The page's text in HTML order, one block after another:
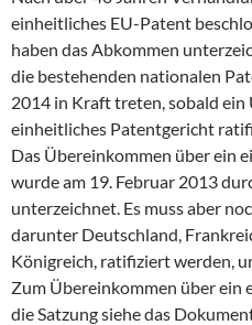
einheitliches EU-Patent
haben das Abkommen
die bestehenden nationalen
2014 in Kraft treten, sobald
einheitliches Patentgericht
Das Übereinkommen über ein
wurde am 19. Februar 2013
unterzeichnet. Es muss aber
darunter Deutschland,
Königreich, ratifiziert werden,
Zum Übereinkommen über
die Satzung siehe das